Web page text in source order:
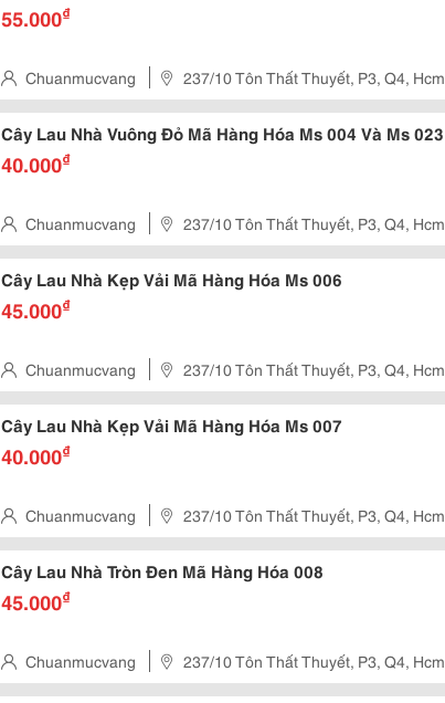
55.000₫
Chuanmucvang 237/10 Tôn Thất Thuyết, P3, Q4, Hcm
Cây Lau Nhà Vuông Đỏ Mã Hàng Hóa Ms 004 Và Ms 023
40.000₫
Chuanmucvang 237/10 Tôn Thất Thuyết, P3, Q4, Hcm
Cây Lau Nhà Kẹp Vải Mã Hàng Hóa Ms 006
45.000₫
Chuanmucvang 237/10 Tôn Thất Thuyết, P3, Q4, Hcm
Cây Lau Nhà Kẹp Vải Mã Hàng Hóa Ms 007
40.000₫
Chuanmucvang 237/10 Tôn Thất Thuyết, P3, Q4, Hcm
Cây Lau Nhà Tròn Đen Mã Hàng Hóa 008
45.000₫
Chuanmucvang 237/10 Tôn Thất Thuyết, P3, Q4, Hcm